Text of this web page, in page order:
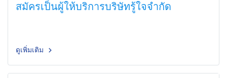
สมัครเป็นผู้ให้บริการบริษัทรู้ใจจำกัด
ดูเพิ่มเติม